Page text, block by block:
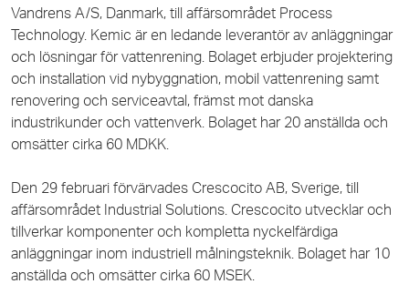
Vandrens A/S, Danmark, till affärsområdet Process
Technology. Kemic är en ledande leverantör av anläggningar
och lösningar för vattenrening. Bolaget erbjuder projektering
och installation vid nybyggnation, mobil vattenrening samt
renovering och serviceavtal, främst mot danska
industrikunder och vattenverk. Bolaget har 20 anställda och
omsätter cirka 60 MDKK.
Den 29 februari förvärvades Crescocito AB, Sverige, till
affärsområdet Industrial Solutions. Crescocito utvecklar och
tillverkar komponenter och kompletta nyckelfärdiga
anläggningar inom industriell målningsteknik. Bolaget har 10
anställda och omsätter cirka 60 MSEK.